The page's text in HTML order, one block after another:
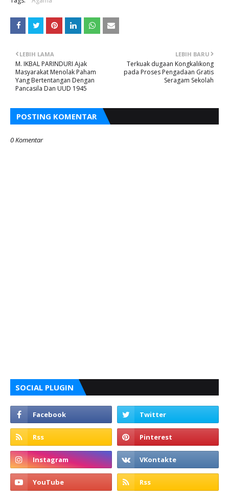
LEBIH BARU
Terkuak dugaan Kongkalikong
pada Proses Pengadaan Gratis
Seragam Sekolah
LEBIH LAMA
M. IKBAL PARINDURI Ajak
Masyarakat Menolak Paham
Yang Bertentangan Dengan
Pancasila Dan UUD 1945
POSTING KOMENTAR
0 Komentar
SOCIAL PLUGIN